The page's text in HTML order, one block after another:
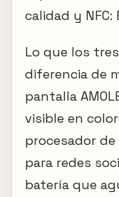
calidad y NFC:
Lo que los
diferencia de
pantalla
visible en
procesador
para redes
batería que